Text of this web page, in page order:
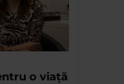
o viață